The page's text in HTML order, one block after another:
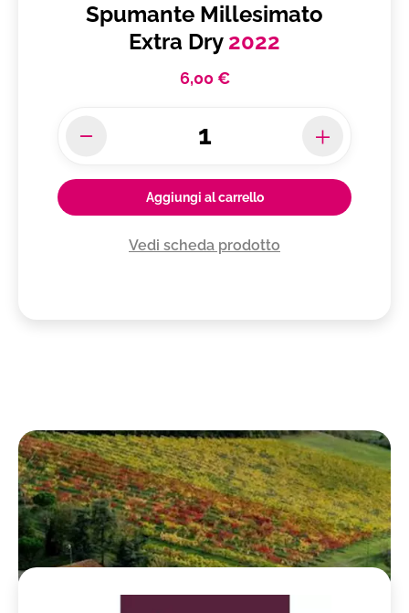
Spumante Millesimato
Extra Dry 2022
6,00 €
Aggiungi al carrello
Vedi scheda prodotto